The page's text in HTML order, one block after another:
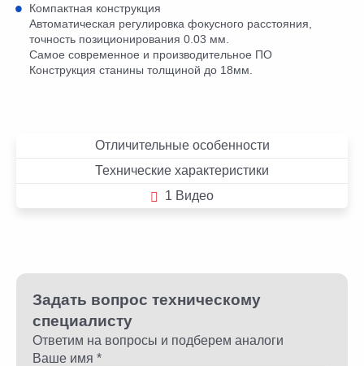
Компактная конструкция
Автоматическая регулировка фокусного расстояния,
точность позиционирования 0.03 мм.
Самое современное и производительное ПО
Конструкция станины толщиной до 18мм.
Отличительные особенности
Технические характеристики
1 Видео
Задать вопрос техническому
специалисту
Ответим на вопросы и подберем аналоги
Ваше имя *